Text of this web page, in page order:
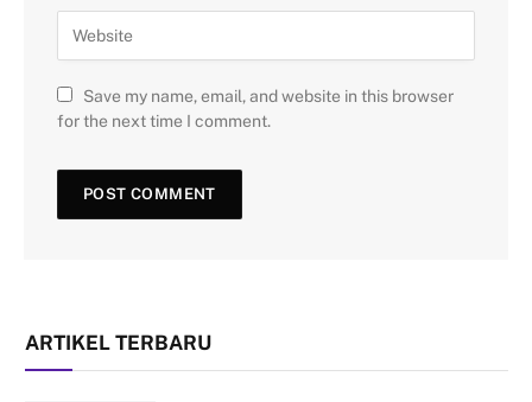
Save my name, email, and website in this browser
for the next time I comment.
ARTIKEL TERBARU